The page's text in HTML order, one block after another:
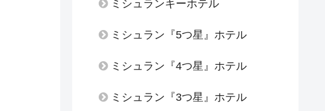
ミシュランキーホテル
ミシュラン『5つ星』ホテル
ミシュラン『4つ星』ホテル
ミシュラン『3つ星』ホテル